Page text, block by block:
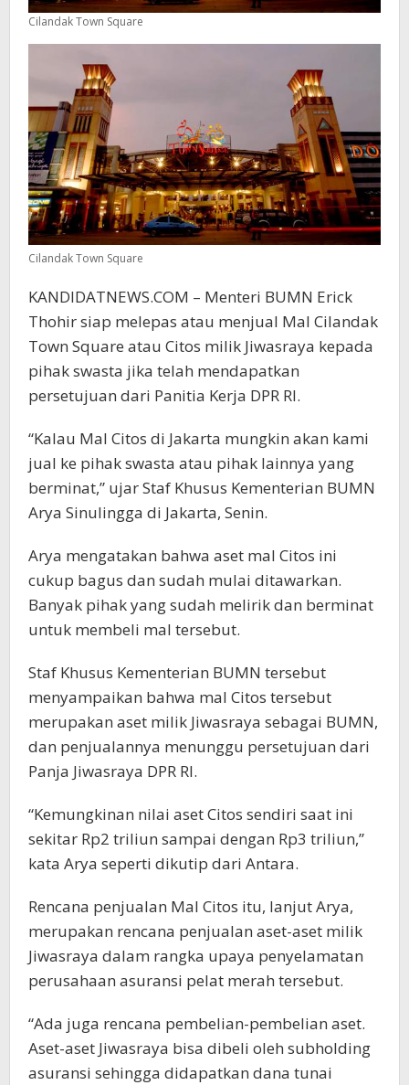
Cilandak Town Square
Cilandak Town Square
KANDIDATNEWS.COM – Menteri BUMN Erick
Thohir siap melepas atau menjual Mal Cilandak
Town Square atau Citos milik Jiwasraya kepada
pihak swasta jika telah mendapatkan
persetujuan dari Panitia Kerja DPR RI.
“Kalau Mal Citos di Jakarta mungkin akan kami
jual ke pihak swasta atau pihak lainnya yang
berminat,” ujar Staf Khusus Kementerian BUMN
Arya Sinulingga di Jakarta, Senin.
Arya mengatakan bahwa aset mal Citos ini
cukup bagus dan sudah mulai ditawarkan.
Banyak pihak yang sudah melirik dan berminat
untuk membeli mal tersebut.
Staf Khusus Kementerian BUMN tersebut
menyampaikan bahwa mal Citos tersebut
merupakan aset milik Jiwasraya sebagai BUMN,
dan penjualannya menunggu persetujuan dari
Panja Jiwasraya DPR RI.
“Kemungkinan nilai aset Citos sendiri saat ini
sekitar Rp2 triliun sampai dengan Rp3 triliun,”
kata Arya seperti dikutip dari Antara.
Rencana penjualan Mal Citos itu, lanjut Arya,
merupakan rencana penjualan aset-aset milik
Jiwasraya dalam rangka upaya penyelamatan
perusahaan asuransi pelat merah tersebut.
“Ada juga rencana pembelian-pembelian aset.
Aset-aset Jiwasraya bisa dibeli oleh subholding
asuransi sehingga didapatkan dana tunai